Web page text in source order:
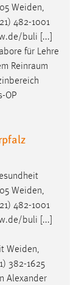
Weiden,
482-1001
buli [...]
für Lehre
Reinraum
OP
Weiden,
482-1001
buli [...]
Weiden,
382-1625
Alexander